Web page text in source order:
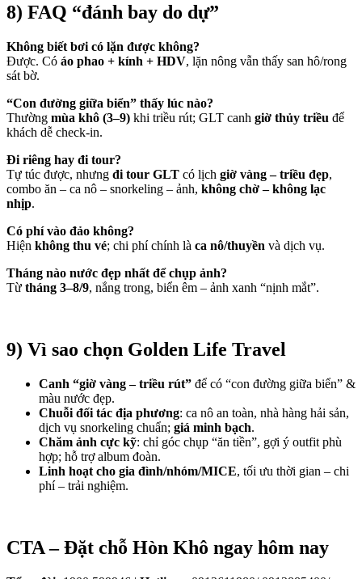
8) FAQ “đánh bay do dự”
Không biết bơi có lặn được không?
Được. Có áo phao + kính + HDV, lặn nông vẫn thấy san hô/rong
sát bờ.
“Con đường giữa biển” thấy lúc nào?
Thường mùa khô (3–9) khi triều rút; GLT canh giờ thủy triều để
khách dễ check-in.
Đi riêng hay đi tour?
Tự túc được, nhưng đi tour GLT có lịch giờ vàng – triều đẹp,
combo ăn – ca nô – snorkeling – ảnh, không chờ – không lạc
nhịp.
Có phí vào đảo không?
Hiện không thu vé; chi phí chính là ca nô/thuyền và dịch vụ.
Tháng nào nước đẹp nhất để chụp ảnh?
Từ tháng 3–8/9, nắng trong, biển êm – ảnh xanh “nịnh mắt”.
9) Vì sao chọn Golden Life Travel
Canh “giờ vàng – triều rút” để có “con đường giữa biển” &
màu nước đẹp.
Chuỗi đối tác địa phương: ca nô an toàn, nhà hàng hải sản,
dịch vụ snorkeling chuẩn; giá minh bạch.
Chăm ảnh cực kỹ: chỉ góc chụp “ăn tiền”, gợi ý outfit phù
hợp; hỗ trợ album đoàn.
Linh hoạt cho gia đình/nhóm/MICE, tối ưu thời gian – chi
phí – trải nghiệm.
CTA – Đặt chỗ Hòn Khô ngay hôm nay